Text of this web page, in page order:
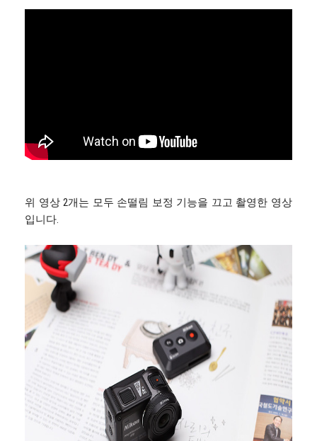
위 영상 2개는 모두 손떨림 보정 기능을 끄고 촬영한 영상
입니다.